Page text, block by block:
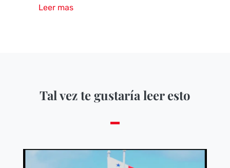
Leer mas
Tal vez te gustaría leer esto